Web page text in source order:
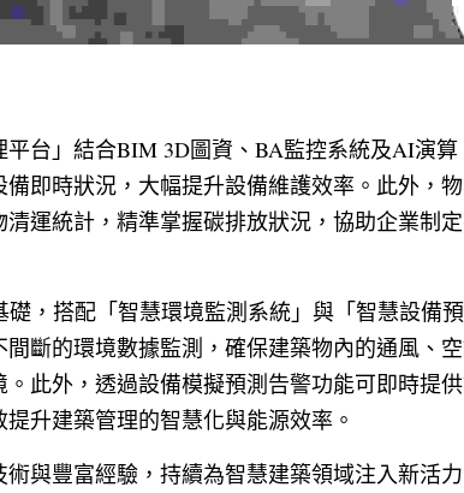
台」結合BIM 3D圖資、BA監控系統及AI演
即時狀況，大幅提升設備維護效率。此外，
運統計，精準掌握碳排放狀況，協助企業制
，搭配「智慧環境監測系統」與「智慧設備
斷的環境數據監測，確保建築物內的通風、
此外，透過設備模擬預測告警功能可即時提
升建築管理的智慧化與能源效率。
與豐富經驗，持續為智慧建築領域注入新活